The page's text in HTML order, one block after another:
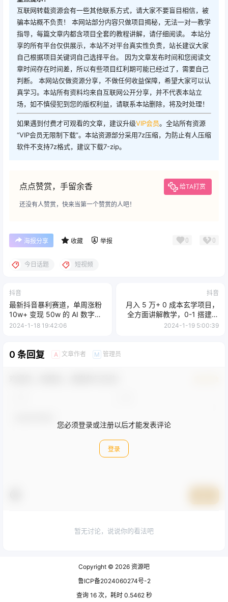
互联网转载资源会有一些其他联系方式，请大家不要盲目相信，被
骗本站概不负责！ 本网站部分内容只做项目揭秘，无法一对一教学
指导，每篇文章内都含项目全套的教程讲解，请仔细阅读。 本站分
享的所有平台仅供展示，本站不对平台真实性负责，站长建议大家
自己根据项目关键词自己选择平台。 因为文章发布时间和您阅读文
章时间存在时间差，所以有些项目红利期可能已经过了，需要自己
判断。 本网站仅做资源分享，不做任何收益保障，希望大家可以认
真学习。本站所有资料均来自互联网公开分享，并不代表本站立
场，如不慎侵犯到您的版权利益，请联系本站删除，将及时处理！
如果遇到付费才可观看的文章，建议升级VIP会员。全站所有资源
“VIP会员无限制下载”。本站资源部分采用7z压缩，为防止有人压缩
软件不支持7z格式，建议下载7-zip。
点点赞赏，手留余香 给TA打赏
还没有人赞赏，快来当第一个赞赏的人吧！
海报分享 收藏 举报 0 0
今日话题 短视频
抖音
最新抖音暴利赛道，单周涨粉
10w+ 变现 50w 的 AI 数字人
落地保姆级教程
2024-1-18 19:42:06
抖音
月入 5 万+ 0 成本玄学项目，
全方面讲解教学，0-1 搭建全
流程（全）小白暴力掘金
2024-1-19 5:00:39
0 条回复 A 文章作者 M 管理员
您必须登录或注册以后才能发表评论
登录
暂无讨论，说说你的看法吧
Copyright © 2026 资源吧
鲁ICP备2024060274号-2
查询 16 次，耗时 0.5462 秒